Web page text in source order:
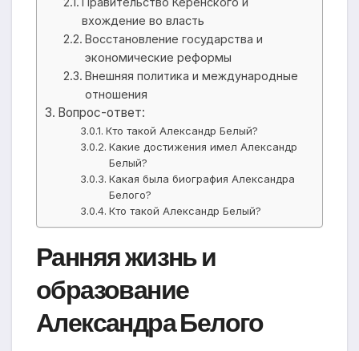
вхождение во власть
Восстановление государства и
экономические реформы
Внешняя политика и международные
отношения
Вопрос-ответ:
Кто такой Александр Белый?
Какие достижения имел Александр
Белый?
Какая была биография Александра
Белого?
Кто такой Александр Белый?
Ранняя жизнь и
образование
Александра Белого